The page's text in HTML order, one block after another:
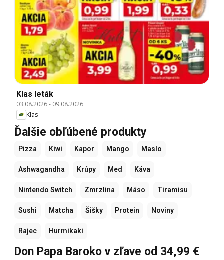
Klas leták
03.08.2026- 09.08.2026
Klas
Ďalšie obľúbené produkty
Pizza Kiwi Kapor Mango Maslo
Ashwagandha Krúpy Med Káva
Nintendo Switch Zmrzlina Mäso Tiramisu
Sushi Matcha Šišky Protein Noviny
Rajec Hurmikaki
Don Papa Baroko v zľave od 34,99 €